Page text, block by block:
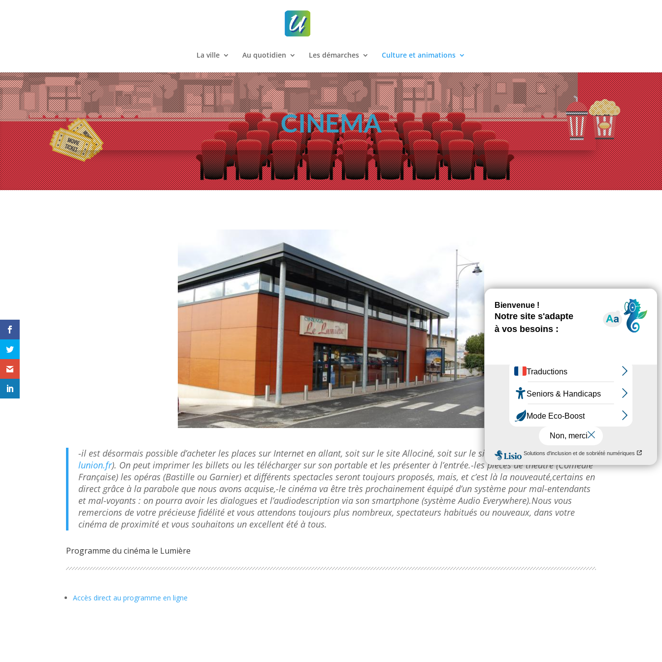
La ville Au quotidien Les démarches Culture et animations
CINEMA
-il est désormais possible d’acheter les places sur Internet en allant, soit sur le site Allociné, soit sur le site du cinéma (cinelumiere-
lunion.fr). On peut imprimer les billets ou les télécharger sur son portable et les présenter à l’entrée.-les pièces de théâtre (Comédie
Française) les opéras (Bastille ou Garnier) et différents spectacles seront toujours proposés, mais, et c’est là la nouveauté,certains en
direct grâce à la parabole que nous avons acquise,-le cinéma va être très prochainement équipé d’un système pour mal-entendants
et mal-voyants : on pourra avoir les dialogues et l’audiodescription via son smartphone (système Audio Everywhere).Nous vous
remercions de votre précieuse fidélité et vous attendons toujours plus nombreux, spectateurs habitués ou nouveaux, dans votre
cinéma de proximité et vous souhaitons un excellent été à tous.
Programme du cinéma le Lumière
Accès direct au programme en ligne
Newsletter